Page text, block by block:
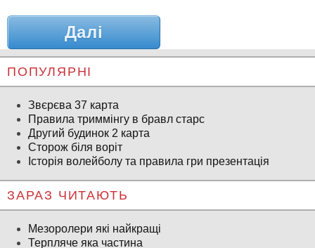
Далі
ПОПУЛЯРНІ
Звєрєва 37 карта
Правила триммінгу в бравл старс
Другий будинок 2 карта
Сторож біля воріт
Історія волейболу та правила гри презентація
ЗАРАЗ ЧИТАЮТЬ
Мезоролери які найкращі
Терпляче яка частина